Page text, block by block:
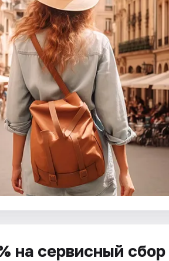
на сервисный сбор